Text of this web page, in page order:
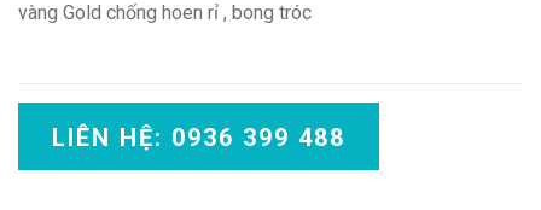
vàng Gold chống hoen rỉ , bong tróc
LIÊN HỆ: 0936 399 488